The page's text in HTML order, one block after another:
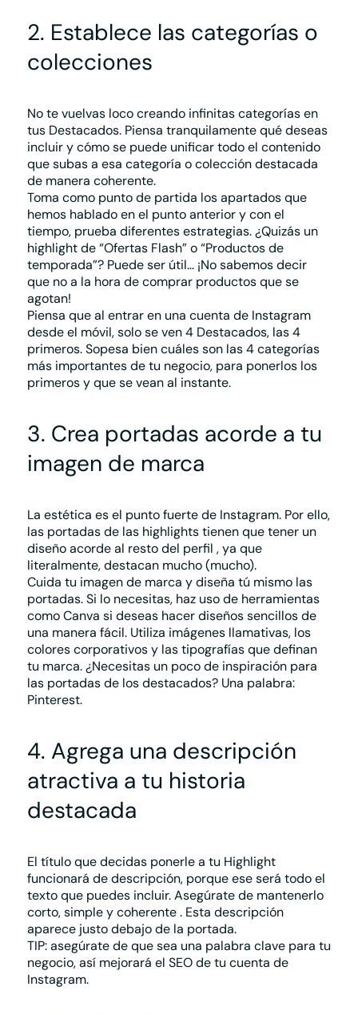
2. Establece las categorías o
colecciones
No te vuelvas loco creando infinitas categoríasen
tus Destacados. Piensa tranquilamente qué deseas
incluir y cómo se puede unificar todo el contenido
que subas a esa categoría o colección destacada
de manera coherente.
Toma como punto de partida los apartados que
hemos hablado en el punto anterior y con el
tiempo, prueba diferentes estrategias. ¿Quizás un
highlight de “Ofertas Flash” o “Productos de
temporada”? Puede ser útil… ¡No sabemos decir
que no a la hora de comprar productos que se
agotan!
Piensa que al entrar en una cuenta de Instagram
desde el móvil, solo se ven 4 Destacados, las 4
primeros. Sopesa bien cuáles son las 4 categorías
más importantes de tu negocio, para ponerlos los
primeros y que se vean al instante.
3. Crea portadas acorde a tu
imagen de marca
La estética es el punto fuerte de Instagram. Por ello,
las portadas de las highlights tienen que tener un
diseño acorde al resto del perfil , ya que
literalmente, destacan mucho (mucho).
Cuida tu imagen de marca y diseña tú mismo las
portadas. Si lo necesitas, haz uso de herramientas
como Canva si deseas hacer diseños sencillos de
una manera fácil. Utiliza imágenes llamativas, los
colores corporativos y las tipografías que definan
tu marca. ¿Necesitas un poco de inspiración para
las portadas de los destacados? Una palabra:
Pinterest.
4. Agrega una descripción
atractiva a tu historia
destacada
El título que decidas ponerle a tu Highlight
funcionará de descripción, porque ese será todo el
texto que puedes incluir.Asegúrate de mantenerlo
corto, simple y coherente. Esta descripción
aparece justo debajo de la portada.
TIP: asegúrate de que sea una palabra clave para tu
negocio, así mejorará el SEO de tu cuenta de
Instagram.